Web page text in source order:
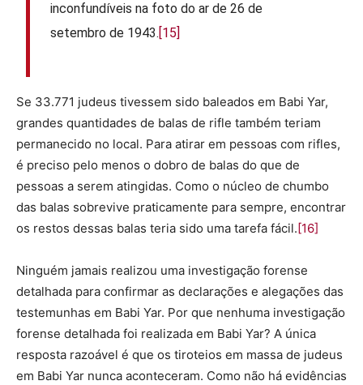
inconfundíveis na foto do ar de 26 de
setembro de 1943. [15]
Se 33.771 judeus tivessem sido baleados em Babi Yar,
grandes quantidades de balas de rifle também teriam
permanecido no local. Para atirar em pessoas com rifles,
é preciso pelo menos o dobro de balas do que de
pessoas a serem atingidas. Como o núcleo de chumbo
das balas sobrevive praticamente para sempre, encontrar
os restos dessas balas teria sido uma tarefa fácil.[16]
Ninguém jamais realizou uma investigação forense
detalhada para confirmar as declarações e alegações das
testemunhas em Babi Yar. Por que nenhuma investigação
forense detalhada foi realizada em Babi Yar? A única
resposta razoável é que os tiroteios em massa de judeus
em Babi Yar nunca aconteceram. Como não há evidências